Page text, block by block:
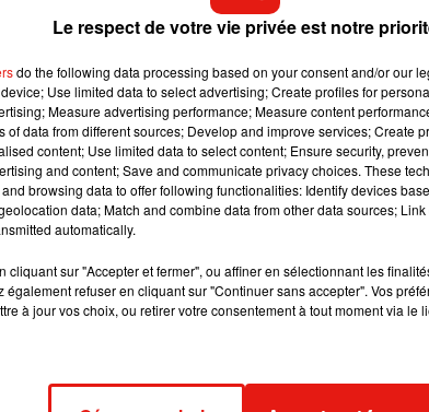
qui pourront bénéficier de cette aide", a précisé
proposé par le gouvernement et concernetous
minimum, et ayantbénéficié d'une bourse sur
peut être déposée jusqu'au 30 juinau plus tard.
promise fin novembre 2020 est également
qui alternaient emploi et chômage en 2019et n'ont
sanitaire.
éligibles à cette
par Pôle emploi
vendredi (soit jusqu'à 1 800 euros
Le respect de votre vie privée est notre
do the following data processing based on your consent and/or our
Use limited data to select advertising; Create profiles for
Measure advertising performance; Measure content
of data from different sources; Develop and improve services; Create
content; Use limited data to select content; Ensure security,
and content; Save and communicate privacy choices. These
browsing data to offer following functionalities: Identify devices
data; Match and combine data from other data sources;
automatically.
cliquant sur "Accepter et fermer", ou affiner en sélectionnant les
également refuser en cliquant sur "Continuer sans accepter". Vos
à jour vos choix, ou retirer votre consentement à tout moment via le